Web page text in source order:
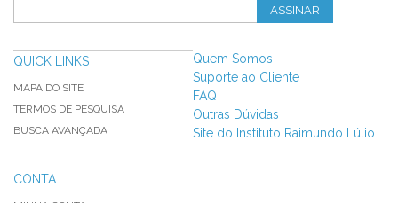
ASSINAR
QUICK LINKS
MAPA DO SITE
TERMOS DE PESQUISA
BUSCA AVANÇADA
CONTA
Quem Somos
Suporte ao Cliente
FAQ
Outras Dúvidas
Site do Instituto Raimundo Lúlio